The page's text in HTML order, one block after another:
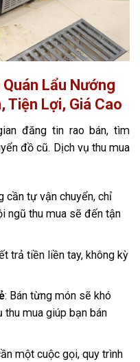
Lẩu Nướng
Tiện Lợi, Giá Cao
đăng tin rao bán, tìm
đồ cũ. Dịch vụ thu mua
cần tự vận chuyển, chỉ
ngũ thu mua sẽ đến tận
trả tiền liền tay, không kỳ
: Bán từng món sẽ khó
thu mua giúp bạn bán
một cuộc gọi, quy trình